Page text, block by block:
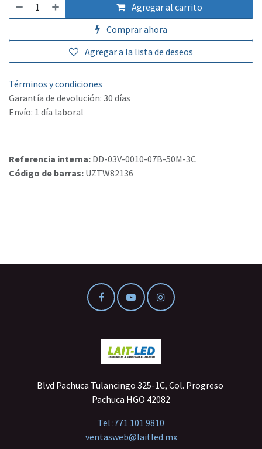
Agregar al carrito
Comprar ahora
Agregar a la lista de deseos
Términos y condiciones
Garantía de devolución: 30 días
Envío: 1 día laboral
Referencia interna: DD-03V-0010-07B-50M-3C
Código de barras: UZTW82136
Blvd Pachuca Tulancingo 325-1C, Col. Progreso
Pachuca HGO 42082
Tel :771 101 9810
ventasweb@laitled.mx